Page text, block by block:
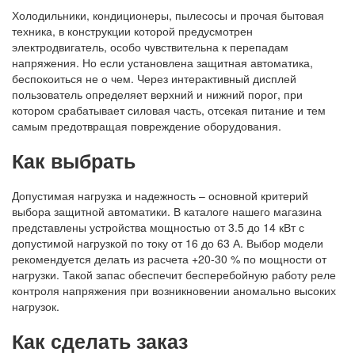
Холодильники, кондиционеры, пылесосы и прочая бытовая
техника, в конструкции которой предусмотрен
электродвигатель, особо чувствительна к перепадам
напряжения. Но если установлена защитная автоматика,
беспокоиться не о чем. Через интерактивный дисплей
пользователь определяет верхний и нижний порог, при
котором срабатывает силовая часть, отсекая питание и тем
самым предотвращая повреждение оборудования.
Как выбрать
Допустимая нагрузка и надежность – основной критерий
выбора защитной автоматики. В каталоге нашего магазина
представлены устройства мощностью от 3.5 до 14 кВт с
допустимой нагрузкой по току от 16 до 63 А. Выбор модели
рекомендуется делать из расчета +20-30 % по мощности от
нагрузки. Такой запас обеспечит бесперебойную работу реле
контроля напряжения при возникновении аномально высоких
нагрузок.
Как сделать заказ